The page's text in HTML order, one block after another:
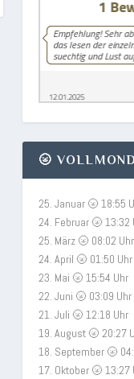
🌝
25. Januar 🌝 18:55
24. Februar 🌝 13:32
25. März 🌝 08:02 Uhr
24. April 🌝 01:50 Uhr
23. Mai 🌝 15:54 Uhr
22. Juni 🌝 03:09 Uhr
21. Juli 🌝 12:18 Uhr
19. August 🌝 20:27
18. September 🌝
17. Oktober 🌝 13:27